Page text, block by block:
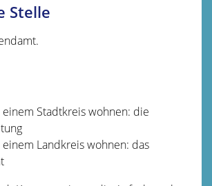
Stelle
Stadtkreis wohnen: die
Landkreis wohnen: das